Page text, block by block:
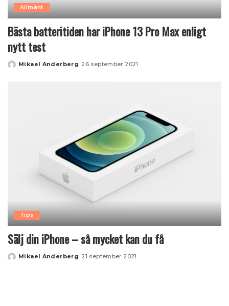
Allmänt
Bästa batteritiden har iPhone 13 Pro Max enligt
nytt test
Posted
Mikael Anderberg 26 september 2021
Tips
Sälj din iPhone – så mycket kan du få
Posted
Mikael Anderberg 21 september 2021